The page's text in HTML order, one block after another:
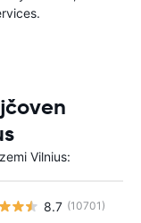
Vilnius:
8.7 (10701)